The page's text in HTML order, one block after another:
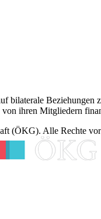
bilaterale
ihren Mitgliedern
(ÖKG). Alle Rechte